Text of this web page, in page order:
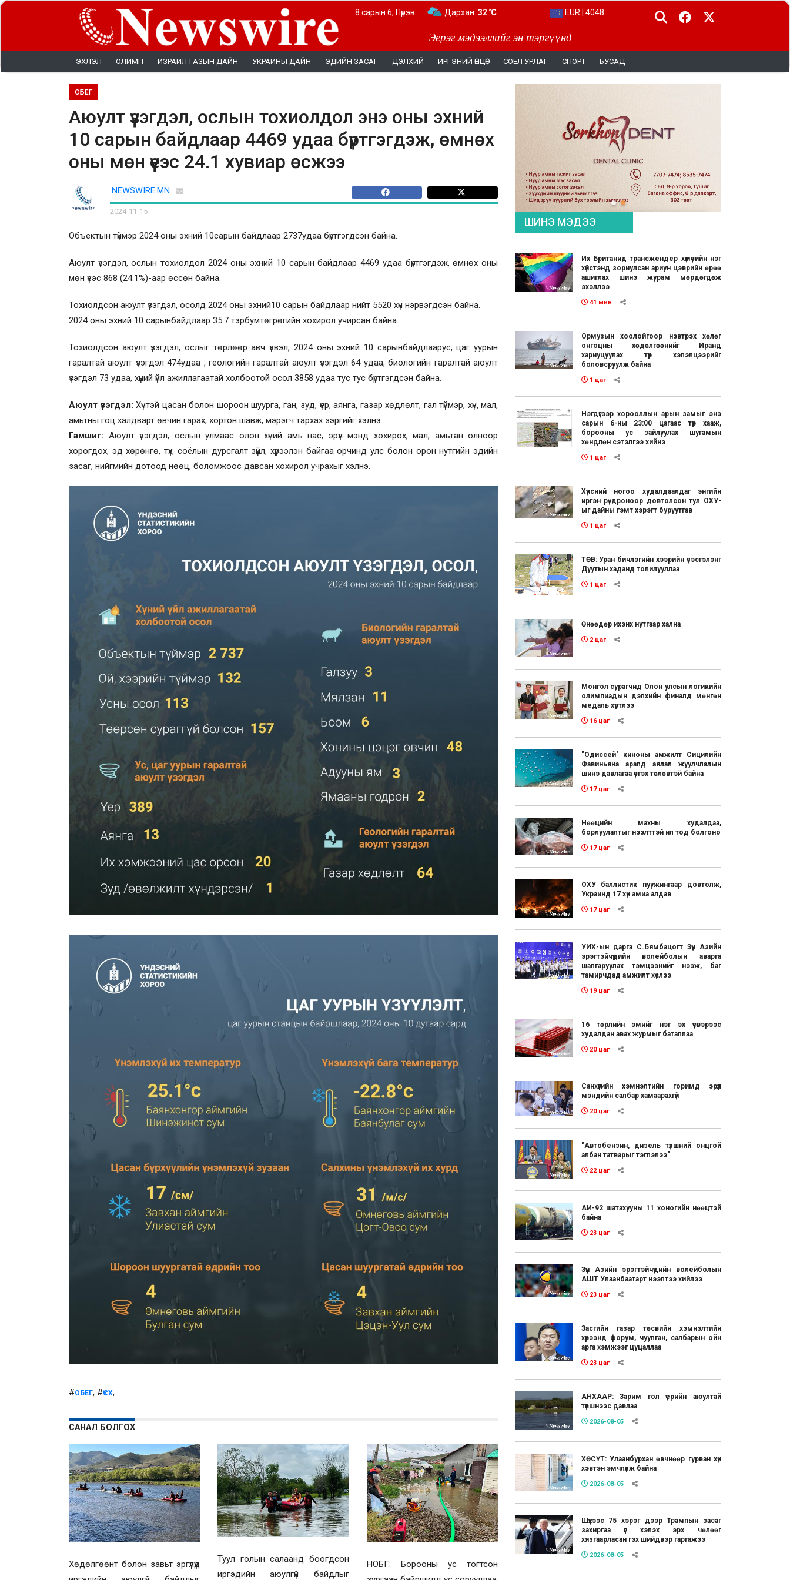
Эерэг мэдээллийг эн тэргүүнд
8 сарын 6, Пүрэв Дархан: 32 ℃ EUR | 4048
ЭХЛЭЛ ОЛИМП ИЗРАИЛ-ГАЗЫН ДАЙН УКРАИНЫ ДАЙН ЭДИЙН ЗАСАГ ДЭЛХИЙ ИРГЭНИЙ ӨНЦӨГ СОЁЛ УРЛАГ СПОРТ БУСАД
ОБЕГ
Аюулт үзэгдэл, ослын тохиолдол энэ оны эхний
10 сарын байдлаар 4469 удаа бүртгэгдэж, өмнөх
оны мөн үеэс 24.1 хувиар өсжээ
NEWSWIRE.MN
2024-11-15
Объектын түймэр 2024 оны эхний 10сарын байдлаар 2737удаа бүртгэгдсэн байна.
Аюулт үзэгдэл, ослын тохиолдол 2024 оны эхний 10 сарын байдлаар 4469 удаа бүртгэгдэж, өмнөх оны
мөн үеэс 868 (24.1%)-аар өссөн байна.
Тохиолдсон аюулт үзэгдэл, осолд 2024 оны эхний10 сарын байдлаар нийт 5520 хүн нэрвэгдсэн байна.
2024 оны эхний 10 сарынбайдлаар 35.7 тэрбумтөгрөгийн хохирол учирсан байна.
Тохиолдсон аюулт үзэгдэл, ослыг төрлөөр авч үзвэл, 2024 оны эхний 10 сарынбайдлаарус, цаг уурын
гаралтай аюулт үзэгдэл 474удаа , геологийн гаралтай аюулт үзэгдэл 64 удаа, биологийн гаралтай аюулт
үзэгдэл 73 удаа, хүний үйл ажиллагаатай холбоотой осол 3858 удаа тус тус бүртгэгдсэн байна.
Аюулт үзэгдэл: Хүчтэй цасан болон шороон шуурга, ган, зуд, үер, аянга, газар хөдлөлт, гал түймэр, хүн, мал,
амьтны гоц халдварт өвчин гарах, хортон шавж, мэрэгч тархах зэргийг хэлнэ.
Гамшиг: Аюулт үзэгдэл, ослын улмаас олон хүний амь нас, эрүүл мэнд хохирох, мал, амьтан олноор
хорогдох, эд хөрөнгө, түүх, соёлын дурсгалт зүйл, хүрээлэн байгаа орчинд улс болон орон нутгийн эдийн
засаг, нийгмийн дотоод нөөц, боломжоос давсан хохирол учрахыг хэлнэ.
#ОБЕГ, #ҮСХ,
САНАЛ БОЛГОХ
Хөдөлгөөнт болон завьт эргүүлүүд
Туул голын салаанд боогдсон
иргэдийн аюулгүй байдлыг
НОБГ: Борооны ус тогтсон
ШИНЭ МЭДЭЭ
Их Британид трансжендер хүмүүсийн нэг
хүйстэнд зориулсан ариун цэврийн өрөө
ашиглах шинэ журам мөрдөгдөж
эхэллээ
41 мин
Ормузын хоолойгоор нэвтрэх хөлөг
онгоцны хөдөлгөөнийг Иранд
хариуцуулах түр хэлэлцээрийг
боловсруулж байна
1 цаг
Нэгдүгээр хорооллын арын замыг энэ
сарын 6-ны 23:00 цагаас түр хааж,
борооны ус зайлуулах шугамын
хөндлөн сэтэлгээ хийнэ
1 цаг
Хүнсний ногоо худалдаалдаг энгийн
иргэн рүү дроноор довтолсон тул ОХУ-
ыг дайны гэмт хэрэгт буруутгав
1 цаг
ТӨВ: Уран бичлэгийн хээрийн үзэсгэлэнг
Дуутын хаданд толилууллаа
1 цаг
Өнөөдөр ихэнх нутгаар хална
2 цаг
Монгол сурагчид Олон улсын логикийн
олимпиадын дэлхийн финалд мөнгөн
медаль хүртлээ
16 цаг
"Одиссей" киноны амжилт Сицилийн
Фавиньяна аралд аялал жуулчлалын
шинэ давлагаа үүсгэх төлөвтэй байна
17 цаг
Нөөцийн махны худалдаа,
борлуулалтыг нээлттэй ил тод болгоно
17 цаг
ОХУ баллистик пуужингаар довтолж,
Украинд 17 хүн амиа алдав
17 цаг
УИХ-ын дарга С.Бямбацогт Зүүн Азийн
эрэгтэйчүүдийн волейболын аварга
шалгаруулах тэмцээнийг нээж, баг
тамирчдад амжилт хүслээ
19 цаг
16 төрлийн эмийг нэг эх үүсвэрээс
худалдан авах журмыг баталлаа
20 цаг
Санхүүгийн хэмнэлтийн горимд эрүүл
мэндийн салбар хамаарахгүй
20 цаг
"Автобензин, дизель түлшний онцгой
албан татварыг тэглэлээ"
22 цаг
АИ-92 шатахууны 11 хоногийн нөөцтэй
байна
23 цаг
Зүүн Азийн эрэгтэйчүүдийн волейболын
АШТ Улаанбаатарт нээлтээ хийлээ
23 цаг
Засгийн газар төсвийн хэмнэлтийн
хүрээнд форум, чуулган, салбарын ойн
арга хэмжээг цуцаллаа
23 цаг
АНХААР: Зарим гол үерийн аюултай
түвшнээс давлаа
2026-08-05
ХӨСҮТ: Улаанбурхан өвчнөөр гурван хүн
хэвтэн эмчлүүлж байна
2026-08-05
Шүүхээс 75 хэрэг дээр Трампын засаг
захиргаа үг хэлэх эрх чөлөөг
хязгаарласан гэх шийдвэр гаргажээ
2026-08-05